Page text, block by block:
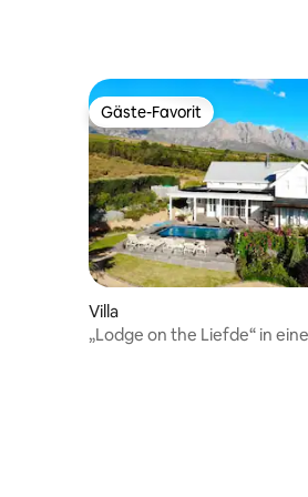
Gäste-Favorit
Gäste-Favorit
Villa
„Lodge on the Liefde“ in